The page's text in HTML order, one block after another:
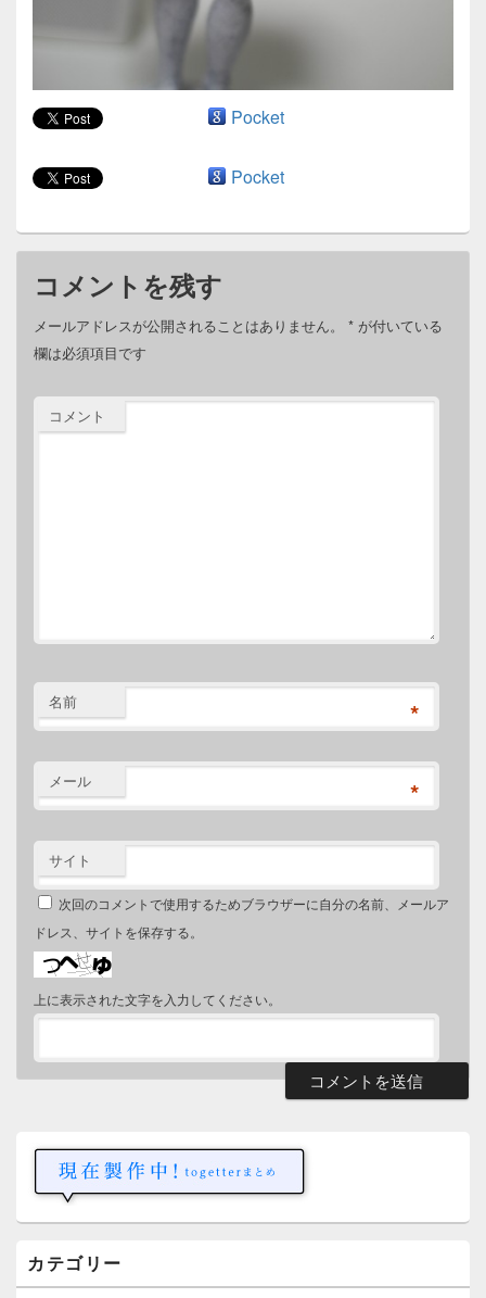
Pocket
Pocket
コメントを残す
メールアドレスが公開されることはありません。 * が付いている
欄は必須項目です
コメント
名前 *
メール *
サイト
次回のコメントで使用するためブラウザーに自分の名前、メールア
ドレス、サイトを保存する。
上に表示された文字を入力してください。
バ
ウ
ィ
カテゴリー